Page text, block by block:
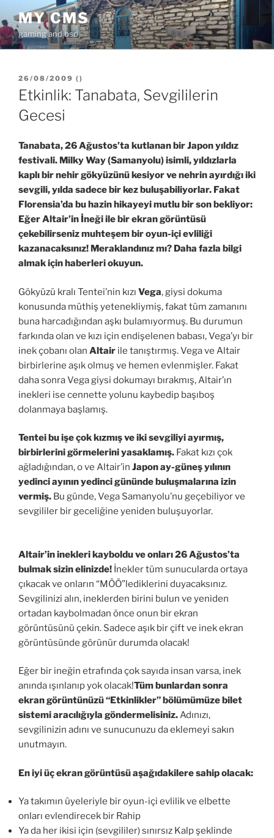
geç MY CMS
gaming and bsd
YAYIM
TARIHI
26/08/2009 ( )
Etkinlik: Tanabata, Sevgililerin
Gecesi
Tanabata, 26 Ağustos’ta kutlanan bir Japon yıldız
festivali. Milky Way (Samanyolu) isimli, yıldızlarla
kaplı bir nehir gökyüzünü kesiyor ve nehrin ayırdığı iki
sevgili, yılda sadece bir kez buluşabiliyorlar. Fakat
Florensia’da bu hazin hikayeyi mutlu bir son bekliyor:
Eğer Altair’in İneği ile bir ekran görüntüsü
çekebilirseniz muhteşem bir oyun-içi evliliği
kazanacaksınız! Meraklandınız mı? Daha fazla bilgi
almak için haberleri okuyun.
Gökyüzü kralı Tentei’nin kızı Vega, giysi dokuma
konusunda müthiş yetenekliymiş, fakat tüm zamanını
buna harcadığından aşkı bulamıyormuş. Bu durumun
farkında olan ve kızı için endişelenen babası, Vega’yı bir
inek çobanı olan Altair ile tanıştırmış. Vega ve Altair
birbirlerine aşık olmuş ve hemen evlenmişler. Fakat
daha sonra Vega giysi dokumayı bırakmış, Altair’ın
inekleri ise cennette yolunu kaybedip başıboş
dolanmaya başlamış.
Tentei bu işe çok kızmış ve iki sevgiliyi ayırmış,
birbirlerini görmelerini yasaklamış. Fakat kızı çok
ağladığından, o ve Altair’in Japon ay-güneş yılının
yedinci ayının yedinci gününde buluşmalarına izin
vermiş. Bu günde, Vega Samanyolu’nu geçebiliyor ve
sevgililer bir geceliğine yeniden buluşuyorlar.
Altair’in inekleri kayboldu ve onları 26 Ağustos’ta
bulmak sizin elinizde! İnekler tüm sunucularda ortaya
çıkacak ve onların “MÖÖ”lediklerini duyacaksınız.
Sevgilinizi alın, ineklerden birini bulun ve yeniden
ortadan kaybolmadan önce onun bir ekran
görüntüsünü çekin. Sadece aşık bir çift ve inek ekran
görüntüsünde görünür durumda olacak!
Eğer bir ineğin etrafında çok sayıda insan varsa, inek
anında ışınlanıp yok olacak!Tüm bunlardan sonra
ekran görüntünüzü “Etkinlikler” bölümümüze bilet
sistemi aracılığıyla göndermelisiniz.Adınızı,
sevgilinizin adını ve sunucunuzu da eklemeyi sakın
unutmayın.
En iyi üç ekran görüntüsü aşağıdakilere sahip olacak:
Ya takımın üyeleriyle bir oyun-içi evlilik ve elbette
onları evlendirecek bir Rahip
Ya da her ikisi için (sevgililer) sınırsız Kalp şeklinde